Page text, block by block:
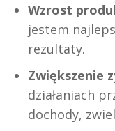
Wzrost
jestem
rezultaty.
Zwiększenie
działaniach
dochody,